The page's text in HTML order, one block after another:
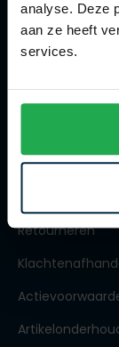
analyse. Deze
aan ze heeft
services.
Veelgestelde
Betalen
Retourneren